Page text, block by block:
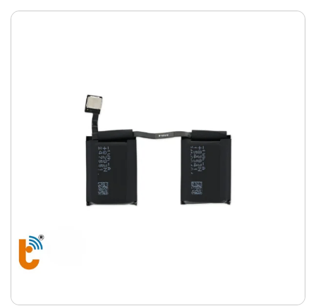
Màn hình iPhone
Màn hình Xiaomi Màn hình Realme
Màn hình Vsmart Màn hình Google Pixel
Thay pin
Pin iPhone Pin Samsumg Pin Oppo